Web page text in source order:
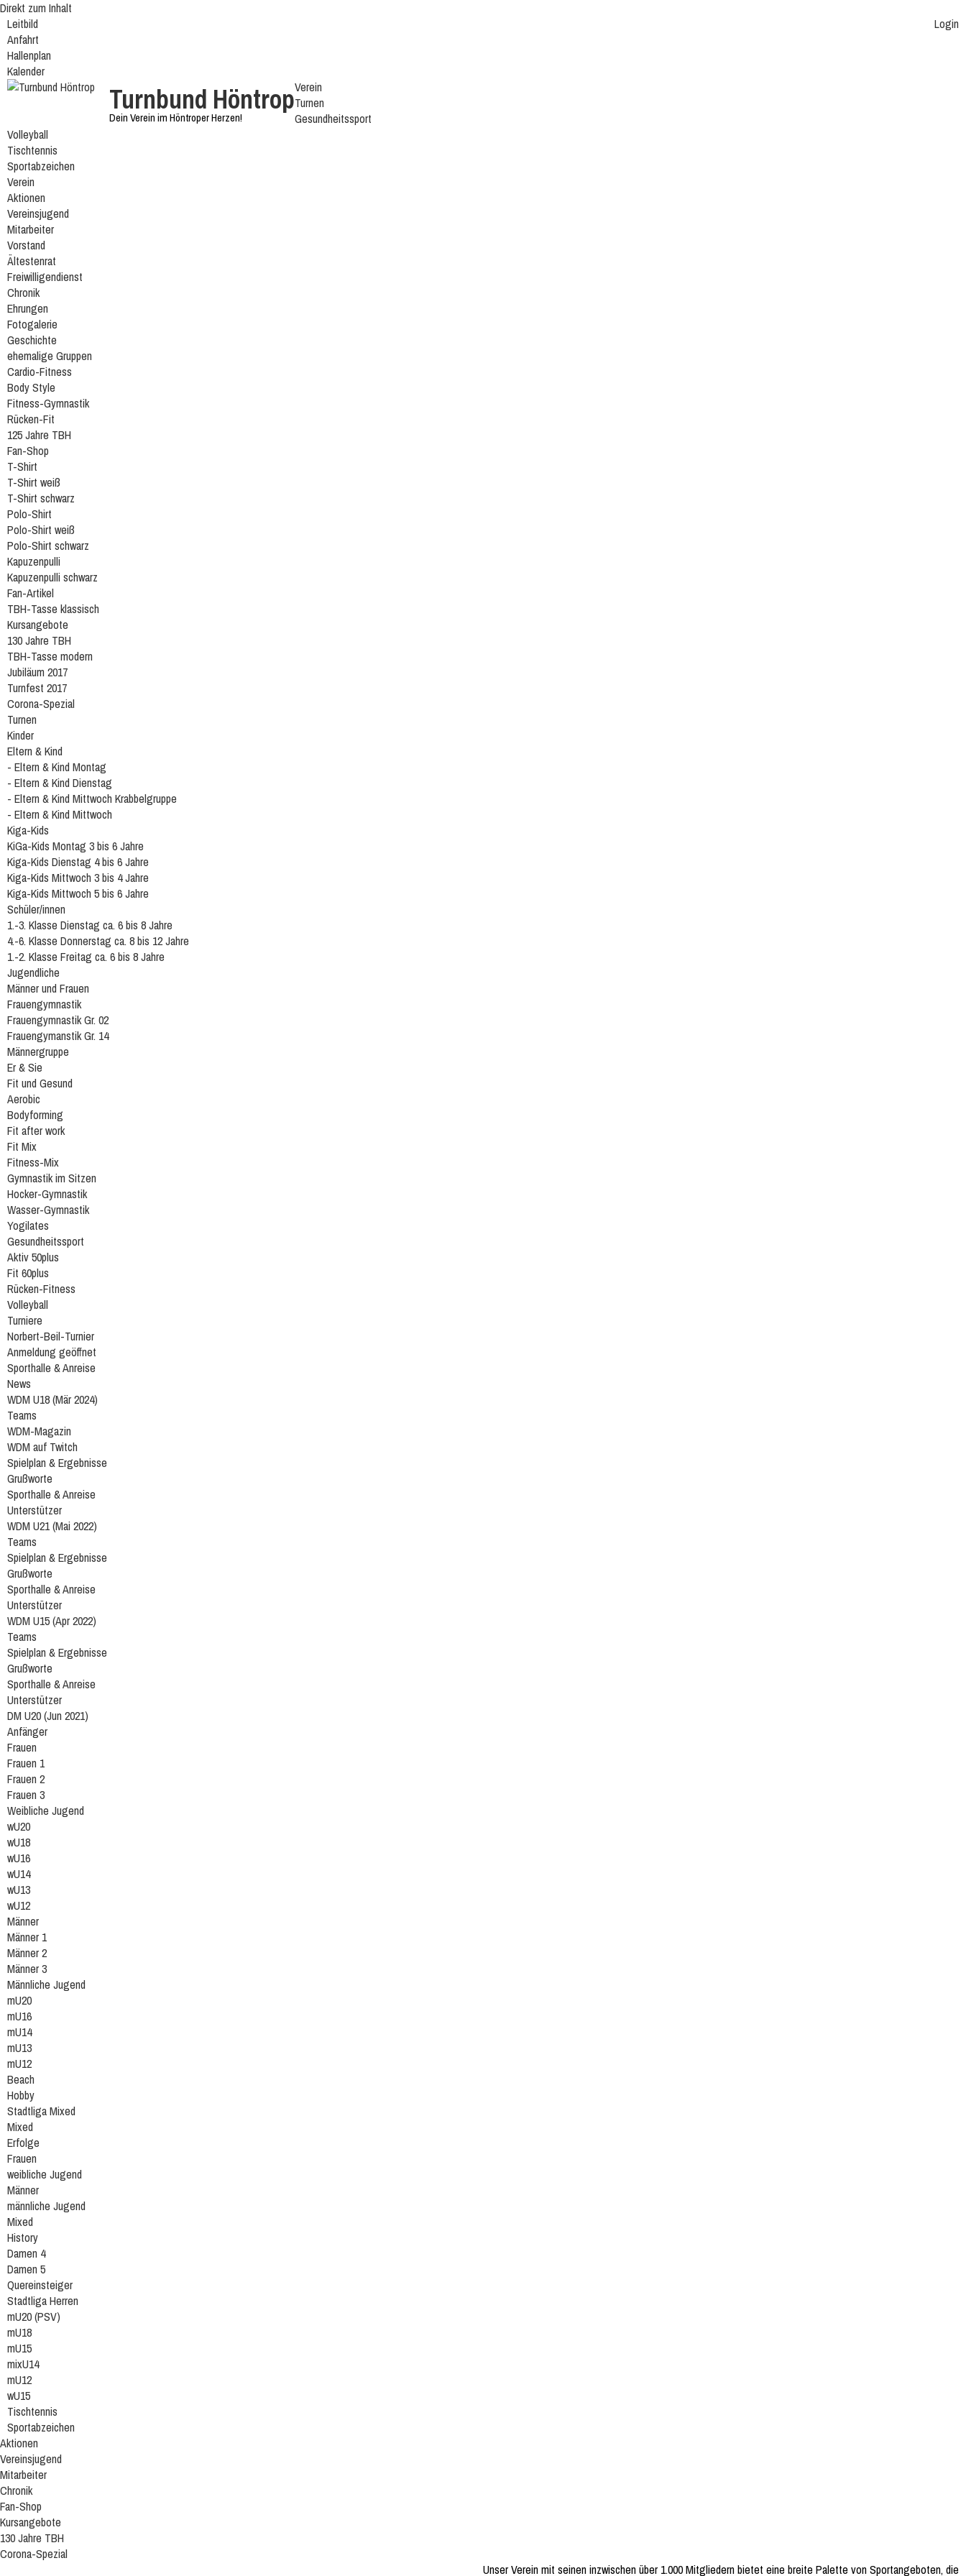
Direkt zum Inhalt
Login
Leitbild
Anfahrt
Hallenplan
Kalender
Turnbund Höntrop
Dein Verein im Höntroper Herzen!
Verein
Turnen
Gesundheitssport
Volleyball
Tischtennis
Sportabzeichen
Verein
Aktionen
Vereinsjugend
Mitarbeiter
Vorstand
Ältestenrat
Freiwilligendienst
Chronik
Ehrungen
Fotogalerie
Geschichte
ehemalige Gruppen
Cardio-Fitness
Body Style
Fitness-Gymnastik
Rücken-Fit
125 Jahre TBH
Fan-Shop
T-Shirt
T-Shirt weiß
T-Shirt schwarz
Polo-Shirt
Polo-Shirt weiß
Polo-Shirt schwarz
Kapuzenpulli
Kapuzenpulli schwarz
Fan-Artikel
TBH-Tasse klassisch
Kursangebote
130 Jahre TBH
TBH-Tasse modern
Jubiläum 2017
Turnfest 2017
Corona-Spezial
Turnen
Kinder
Eltern & Kind
- Eltern & Kind Montag
- Eltern & Kind Dienstag
- Eltern & Kind Mittwoch Krabbelgruppe
- Eltern & Kind Mittwoch
Kiga-Kids
KiGa-Kids Montag 3 bis 6 Jahre
Kiga-Kids Dienstag 4 bis 6 Jahre
Kiga-Kids Mittwoch 3 bis 4 Jahre
Kiga-Kids Mittwoch 5 bis 6 Jahre
Schüler/innen
1.-3. Klasse Dienstag ca. 6 bis 8 Jahre
4.-6. Klasse Donnerstag ca. 8 bis 12 Jahre
1.-2. Klasse Freitag ca. 6 bis 8 Jahre
Jugendliche
Männer und Frauen
Frauengymnastik
Frauengymnastik Gr. 02
Frauengymanstik Gr. 14
Männergruppe
Er & Sie
Fit und Gesund
Aerobic
Bodyforming
Fit after work
Fit Mix
Fitness-Mix
Gymnastik im Sitzen
Hocker-Gymnastik
Wasser-Gymnastik
Yogilates
Gesundheitssport
Aktiv 50plus
Fit 60plus
Rücken-Fitness
Volleyball
Turniere
Norbert-Beil-Turnier
Anmeldung geöffnet
Sporthalle & Anreise
News
WDM U18 (Mär 2024)
Teams
WDM-Magazin
WDM auf Twitch
Spielplan & Ergebnisse
Grußworte
Sporthalle & Anreise
Unterstützer
WDM U21 (Mai 2022)
Teams
Spielplan & Ergebnisse
Grußworte
Sporthalle & Anreise
Unterstützer
WDM U15 (Apr 2022)
Teams
Spielplan & Ergebnisse
Grußworte
Sporthalle & Anreise
Unterstützer
DM U20 (Jun 2021)
Anfänger
Frauen
Frauen 1
Frauen 2
Frauen 3
Weibliche Jugend
wU20
wU18
wU16
wU14
wU13
wU12
Männer
Männer 1
Männer 2
Männer 3
Männliche Jugend
mU20
mU16
mU14
mU13
mU12
Beach
Hobby
Stadtliga Mixed
Mixed
Erfolge
Frauen
weibliche Jugend
Männer
männliche Jugend
Mixed
History
Damen 4
Damen 5
Quereinsteiger
Stadtliga Herren
mU20 (PSV)
mU18
mU15
mixU14
mU12
wU15
Tischtennis
Sportabzeichen
Aktionen
Vereinsjugend
Mitarbeiter
Chronik
Fan-Shop
Kursangebote
130 Jahre TBH
Corona-Spezial
Unser Verein mit seinen inzwischen über 1.000 Mitgliedern bietet eine breite Palette von Sportangeboten, die